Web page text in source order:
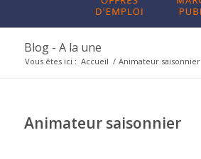
Blog - A la une
Vous êtes ici : Accueil / Animateur saisonnier
Animateur saisonnier